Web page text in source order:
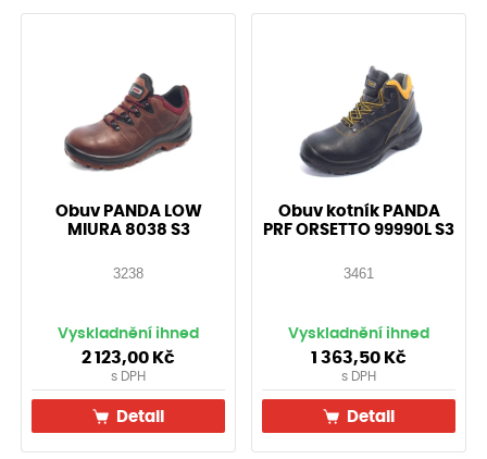
Obuv PANDA LOW
MIURA 8038 S3
3238
Vyskladnění ihned
2 123,00 Kč
s DPH
Detail
Obuv kotník PANDA
PRF ORSETTO 99990L S3
3461
Vyskladnění ihned
1 363,50 Kč
s DPH
Detail